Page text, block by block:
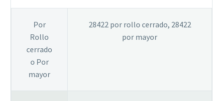
De
cantidad
Por
Rollo
cerrado
o Por
mayor
28422 por rollo cerrado, 28422
por mayor